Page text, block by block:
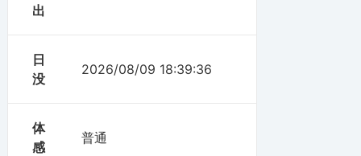
出
日
没
2026/08/09 18:39:36
体
感
普通